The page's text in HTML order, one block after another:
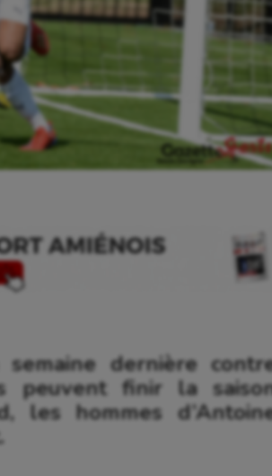
dernière
peuvent finir la
les hommes